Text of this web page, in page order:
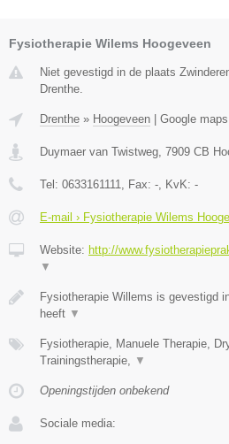
Fysiotherapie Wilems Hoogeveen
Niet gevestigd in de plaats
Drenthe.
Drenthe » Hoogeveen | Google maps
Duymaer van Twistweg 7909 CB
Tel: 0633161111 , Fax: - , KvK: -
E-mail › Fysiotherapie Wilems
Website: http://
▼
Fysiotherapie Willems is gevestigd
heeft ▼
Fysiotherapie, Manuele Therapie,
Trainingstherapie,
▼
Openingstijden onbekend
Sociale media: